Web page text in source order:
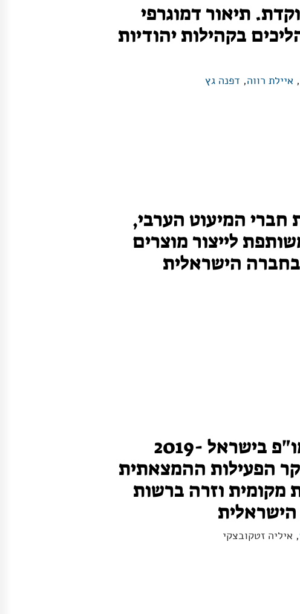
תיאור דמוגרפי
בקהילות יהודיות
איילת רווה, דפנה גץ
המיעוט הערבי,
לייצור מוצרים
בחברה הישראלית
תפוקות מו"פ בישראל 2019-
חקר הפעילות ההמצאתית
מקומית וזרה ברשות
, איליה זטקובצקי